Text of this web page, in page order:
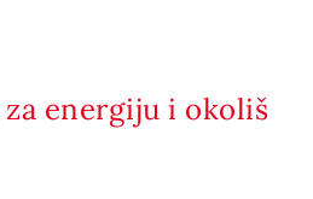
energiju i okoliš
Kontaktirajte nas